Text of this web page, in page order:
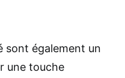
sont également un
une touche